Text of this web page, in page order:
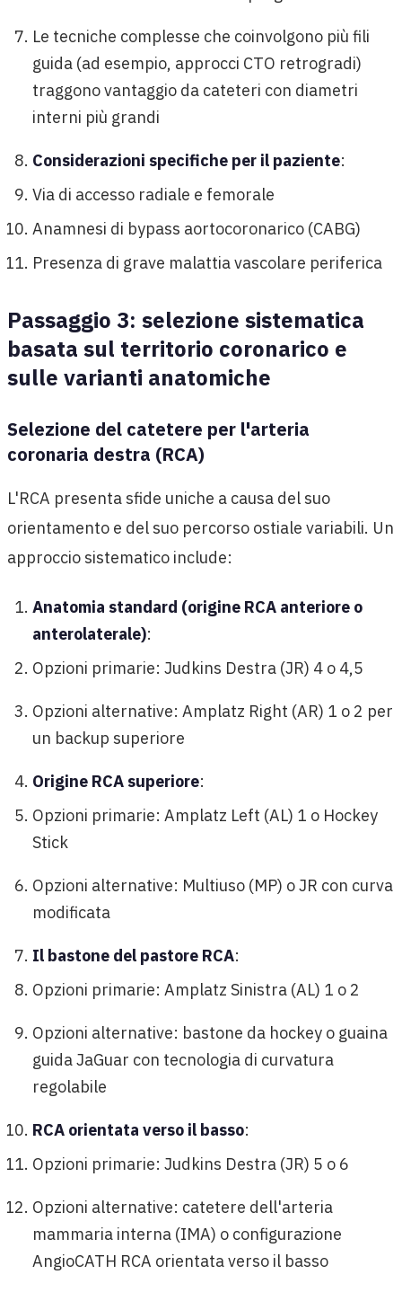
Le tecniche complesse che coinvolgono più fili
guida (ad esempio, approcci CTO retrogradi)
traggono vantaggio da cateteri con diametri
interni più grandi
Considerazioni specifiche per il paziente:
Via di accesso radiale e femorale
Anamnesi di bypass aortocoronarico (CABG)
Presenza di grave malattia vascolare periferica
Passaggio 3: selezione sistematica
basata sul territorio coronarico e
sulle varianti anatomiche
Selezione del catetere per l'arteria
coronaria destra (RCA)
L'RCA presenta sfide uniche a causa del suo
orientamento e del suo percorso ostiale variabili. Un
approccio sistematico include:
Anatomia standard (origine RCA anteriore o
anterolaterale):
Opzioni primarie: Judkins Destra (JR) 4 o 4,5
Opzioni alternative: Amplatz Right (AR) 1 o 2 per
un backup superiore
Origine RCA superiore:
Opzioni primarie: Amplatz Left (AL) 1 o Hockey
Stick
Opzioni alternative: Multiuso (MP) o JR con curva
modificata
Il bastone del pastore RCA:
Opzioni primarie: Amplatz Sinistra (AL) 1 o 2
Opzioni alternative: bastone da hockey o guaina
guida JaGuar con tecnologia di curvatura
regolabile
RCA orientata verso il basso:
Opzioni primarie: Judkins Destra (JR) 5 o 6
Opzioni alternative: catetere dell'arteria
mammaria interna (IMA) o configurazione
AngioCATH RCA orientata verso il basso